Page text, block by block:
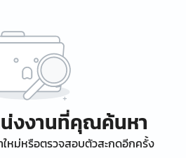
งงานที่คุณค้นหา
หม่หรือตรวจสอบตัวสะกดอีกครั้ง